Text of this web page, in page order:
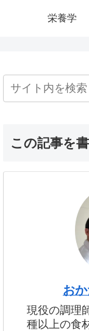
栄養学
この記事を
お
現役の調理
種以上の食